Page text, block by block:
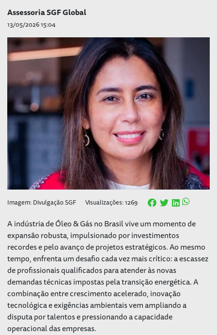
Assessoria SGF Global
13/05/2026 15:04
Imagem: Divulgação SGF Visualizações: 1269
A indústria de Óleo & Gás no Brasil vive um momento de
expansão robusta, impulsionado por investimentos
recordes e pelo avanço de projetos estratégicos. Ao mesmo
tempo, enfrenta um desafio cada vez mais crítico: a escassez
de profissionais qualificados para atender às novas
demandas técnicas impostas pela transição energética. A
combinação entre crescimento acelerado, inovação
tecnológica e exigências ambientais vem ampliando a
disputa por talentos e pressionando a capacidade
operacional das empresas.